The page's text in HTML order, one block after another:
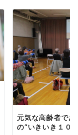
元気な高齢者で
の“いきいき１０